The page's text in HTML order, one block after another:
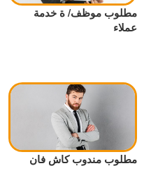
مطلوب موظف/ ة خدمة
عملاء
مطلوب مندوب كاش فان